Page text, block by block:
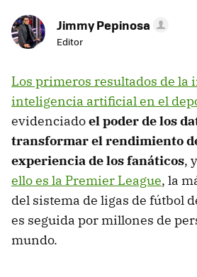
Jimmy Pepinosa
Editor
Los primeros resultados de la
inteligencia artificial en el
evidenciadoel poder de los
transformar el rendimiento
experiencia de los fanáticos, y
ello es la Premier League, la
del sistema de ligas de fútbol
es seguida por millones de
mundo.